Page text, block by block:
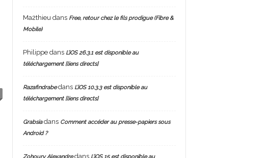
Ma2thieu dans Free, retour chez le fils prodigue (Fibre &
Mobile)
Philippedans L’iOS 26.3.1 est disponible au
téléchargement [liens directs]
Razafindrabedans L’iOS 10.3.3 est disponible au
téléchargement [liens directs]
Grabsiadans Comment accéder au presse-papiers sous
Android ?
Zohoury Alexandredans L’iOS 15 est disponible au